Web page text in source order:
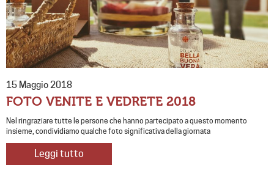
15 Maggio 2018
FOTO VENITE E VEDRETE 2018
Nel ringraziare tutte le persone che hanno partecipato a questo momento
insieme, condividiamo qualche foto significativa della giornata
Leggi tutto